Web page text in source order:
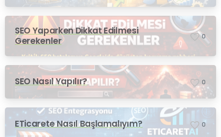
SEO Yaparken Dikkat Edilmesi
Gerekenler
0
SEO Nasıl Yapılır? 0
ETicarete Nasıl Başlamalıyım? 0